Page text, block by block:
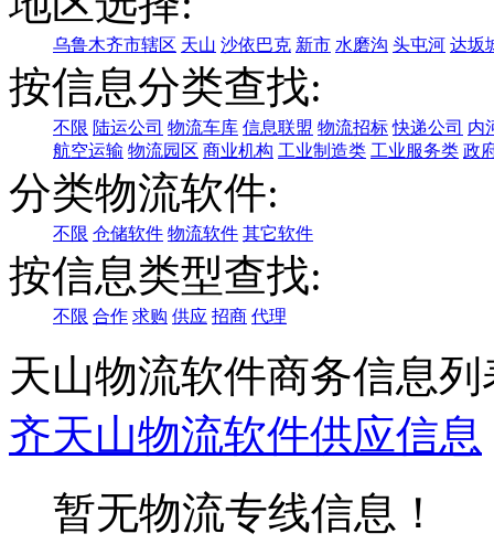
乌鲁木齐市辖区 天山 沙依巴克 新市 水磨沟 头屯河 达坂
按信息分类查找:
不限 陆运公司 物流车库 信息联盟 物流招标 快递公司 内
航空运输 物流园区 商业机构 工业制造类 工业服务类 政
分类物流软件:
不限 仓储软件 物流软件 其它软件
按信息类型查找:
不限 合作 求购 供应 招商 代理
天山物流软件商务信息列
齐天山物流软件供应信息
暂无物流专线信息！